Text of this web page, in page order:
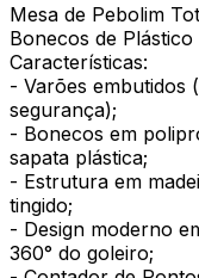
Mesa de Pebolim
Bonecos de Plástico
Características:
- Varões embutidos
segurança);
- Bonecos em
sapata plástica;
- Estrutura em
tingido;
- Design moderno
360° do goleiro;